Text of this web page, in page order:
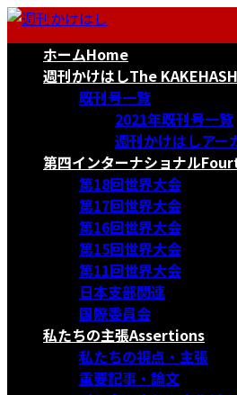
コ
ナ
ホームHome
週刊かけはしThe
既刊号一覧
2021年既刊号一覧
週刊かけはしアー
第四インターナショナル
第18回世界大会
第17回世界大会
第16回世界大会
第15回世界大会
第11回世界大会
日本支部関連
国際委員会
私たちの主張Assertions
私たちの視点・主張
重要記事・論文